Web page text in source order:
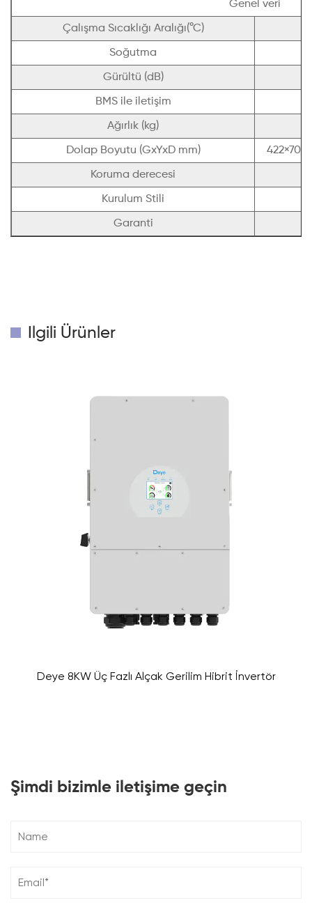
Genel veri
Çalışma Sıcaklığı Aralığı(°C)
Soğutma
Gürültü (dB)
BMS ile iletişim
Ağırlık (kg)
Dolap Boyutu (GxYxD mm)
Koruma derecesi
Kurulum Stili
Garanti
Ilgili Ürünler
Deye 8KW Üç Fazlı Alçak Gerilim Hibrit İnvertör
Şimdi bizimle iletişime geçin